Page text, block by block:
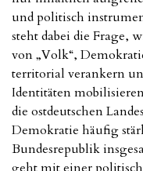
und politisch
steht dabei die Frage,
von „Volk“,
territorial verankern
Identitäten
die ostdeutschen
Demokratie häufig
Bundesrepublik